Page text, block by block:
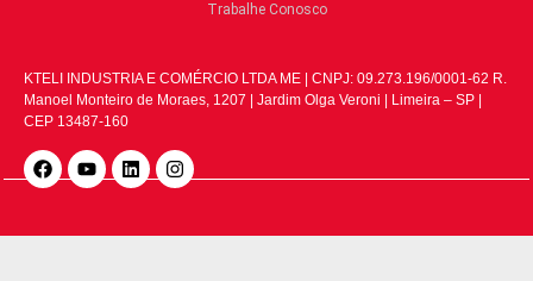
Trabalhe Conosco
KTELI INDUSTRIA E COMÉRCIO LTDA ME | CNPJ: 09.273.196/0001-62 R.
Manoel Monteiro de Moraes, 1207 | Jardim Olga Veroni | Limeira – SP |
CEP 13487-160